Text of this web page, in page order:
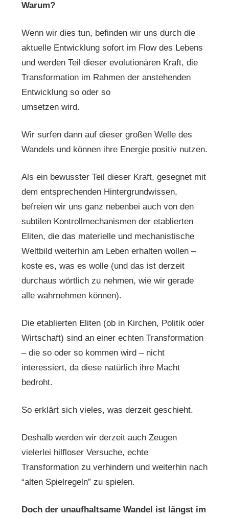
Warum?
Wenn wir dies tun, befinden wir uns durch die
aktuelle Entwicklung sofort im Flow des Lebens
und werden Teil dieser evolutionären Kraft, die
Transformation im Rahmen der anstehenden
Entwicklung so oder so
umsetzen wird.
Wir surfen dann auf dieser großen Welle des
Wandels und können ihre Energie positiv nutzen.
Als ein bewusster Teil dieser Kraft, gesegnet mit
dem entsprechenden Hintergrundwissen,
befreien wir uns ganz nebenbei auch von den
subtilen Kontrollmechanismen der etablierten
Eliten, die das materielle und mechanistische
Weltbild weiterhin am Leben erhalten wollen –
koste es, was es wolle (und das ist derzeit
durchaus wörtlich zu nehmen, wie wir gerade
alle wahrnehmen können).
Die etablierten Eliten (ob in Kirchen, Politik oder
Wirtschaft) sind an einer echten Transformation
– die so oder so kommen wird – nicht
interessiert, da diese natürlich ihre Macht
bedroht.
So erklärt sich vieles, was derzeit geschieht.
Deshalb werden wir derzeit auch Zeugen
vielerlei hilfloser Versuche, echte
Transformation zu verhindern und weiterhin nach
“alten Spielregeln” zu spielen.
Doch der unaufhaltsame Wandel ist längst im